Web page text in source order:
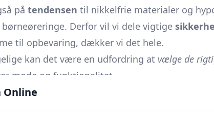
på tendensen til nikkelfrie materialer og
Derfor vil vi dele vigtige
til opbevaring, dækker vi det hele.
kan det være en udfordring at vælge de
mode og funktionalitet.
enprisguide
og budgettips for at hjælpe
Online